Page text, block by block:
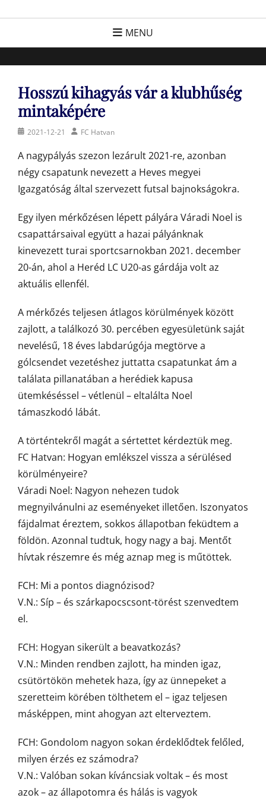
FC Hatvan
Egyesület a hatvani labdarúgásért, sportért!
MENU
Hosszú kihagyás vár a klubhűség
mintaképére
Posted2021-12-21 AuthorFC Hatvan
A nagypályás szezon lezárult 2021-re, azonban
négy csapatunk nevezett a Heves megyei
Igazgatóság által szervezett futsal bajnokságokra.
Egy ilyen mérkőzésen lépett pályára Váradi Noel is
csapattársaival együtt a hazai pályánknak
kinevezett turai sportcsarnokban 2021. december
20-án, ahol a Heréd LC U20-as gárdája volt az
aktuális ellenfél.
A mérkőzés teljesen átlagos körülmények között
zajlott, a találkozó 30. percében egyesületünk saját
nevelésű, 18 éves labdarúgója megtörve a
gólcsendet vezetéshez juttatta csapatunkat ám a
találata pillanatában a herédiek kapusa
ütemkéséssel – vétlenül – eltalálta Noel
támaszkodó lábát.
A történtekről magát a sértettet kérdeztük meg.
FC Hatvan: Hogyan emlékszel vissza a sérülésed
körülményeire?
Váradi Noel: Nagyon nehezen tudok
megnyilvánulni az eseményeket illetően. Iszonyatos
fájdalmat éreztem, sokkos állapotban feküdtem a
földön. Azonnal tudtuk, hogy nagy a baj. Mentőt
hívtak részemre és még aznap meg is műtöttek.
FCH: Mi a pontos diagnózisod?
V.N.: Síp – és szárkapocscsont-törést szenvedtem
el.
FCH: Hogyan sikerült a beavatkozás?
V.N.: Minden rendben zajlott, ha minden igaz,
csütörtökön mehetek haza, így az ünnepeket a
szeretteim körében tölthetem el – igaz teljesen
másképpen, mint ahogyan azt elterveztem.
FCH: Gondolom nagyon sokan érdeklődtek felőled,
milyen érzés ez számodra?
V.N.: Valóban sokan kíváncsiak voltak – és most
azok – az állapotomra és hálás is vagyok